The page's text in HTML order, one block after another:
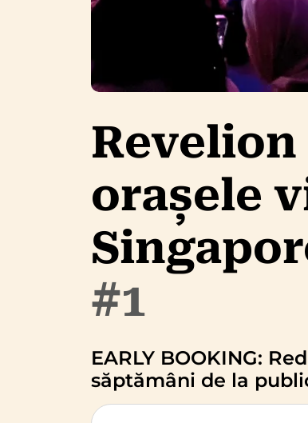
Revelion
orașele
#1
EARLY BOOKING:
săptămâni de la